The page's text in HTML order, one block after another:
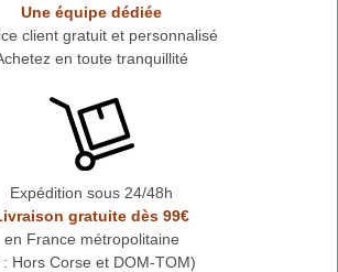
Une équipe dédiée
client gratuit et personnalisé
en toute tranquillité
Expédition sous 24/48h
gratuite dès 99€
en France métropolitaine
: Hors Corse et DOM-TOM)